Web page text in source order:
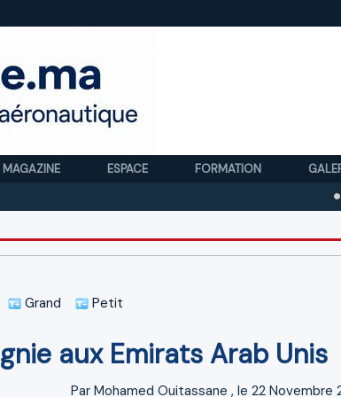
MAGAZINE ESPACE FORMATION
Royal
Grand Petit
aux Emirats Arab Unis
Par Mohamed Ouitassane , le 22 Novembre